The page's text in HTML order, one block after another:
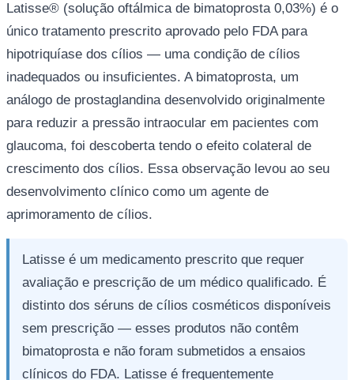
Latisse® (solução oftálmica de bimatoprosta 0,03%) é o
único tratamento prescrito aprovado pelo FDA para
hipotriquíase dos cílios — uma condição de cílios
inadequados ou insuficientes. A bimatoprosta, um
análogo de prostaglandina desenvolvido originalmente
para reduzir a pressão intraocular em pacientes com
glaucoma, foi descoberta tendo o efeito colateral de
crescimento dos cílios. Essa observação levou ao seu
desenvolvimento clínico como um agente de
aprimoramento de cílios.
Latisse é um medicamento prescrito que requer
avaliação e prescrição de um médico qualificado. É
distinto dos séruns de cílios cosméticos disponíveis
sem prescrição — esses produtos não contêm
bimatoprosta e não foram submetidos a ensaios
clínicos do FDA. Latisse é frequentemente